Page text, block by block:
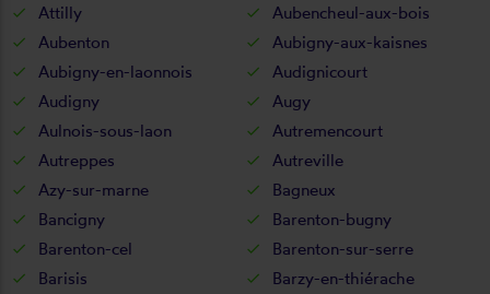
Attilly
Aubencheul-aux-bois
Aubenton
Aubigny-aux-kaisnes
Aubigny-en-laonnois
Audignicourt
Audigny
Augy
Aulnois-sous-laon
Autremencourt
Autreppes
Autreville
Azy-sur-marne
Bagneux
Bancigny
Barenton-bugny
Barenton-cel
Barenton-sur-serre
Barisis
Barzy-en-thiérache